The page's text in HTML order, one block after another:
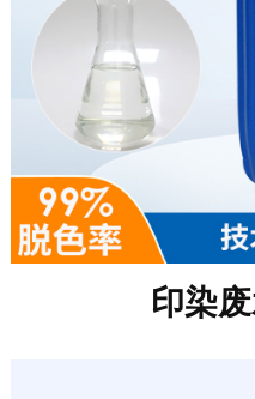
印染